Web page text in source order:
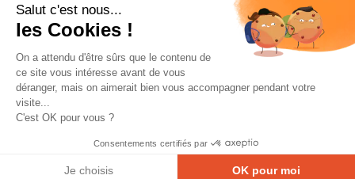
Salut c'est nous...
les Cookies !
On a attendu d'être sûrs que le contenu de
ce site vous intéresse avant de vous
déranger, mais on aimerait bien vous accompagner pendant votre
visite...
C'est OK pour vous ?
Consentements certifiés par
Je choisis OK pour moi